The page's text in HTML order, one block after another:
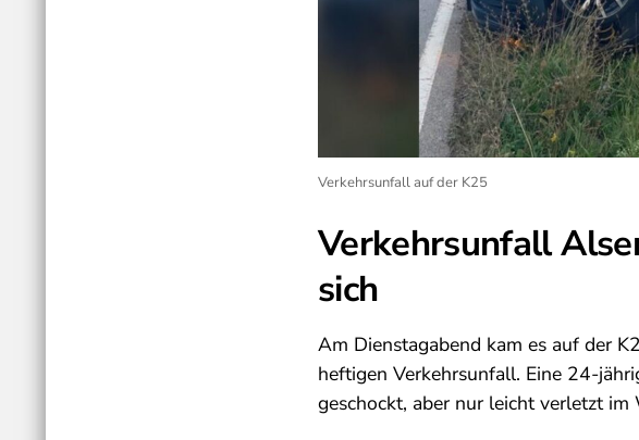
Verkehrsunfall auf der K25
Verkehrsunfall
sich
Am Dienstagabend kam es auf der
heftigen Verkehrsunfall. Eine 24-
geschockt, aber nur leicht verletzt im